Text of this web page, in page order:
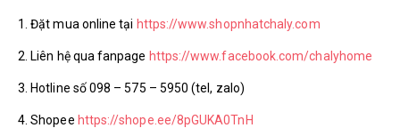
1. Đặt mua online tại https://www.shopnhatchaly.com
2. Liên hệ qua fanpage https://www.facebook.com/chalyhome
3. Hotline số 098 – 575 – 5950 (tel, zalo)
4. Shopee https://shope.ee/8pGUKA0TnH